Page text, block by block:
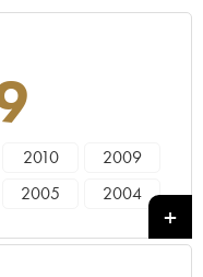
2010
2009
2005
2004